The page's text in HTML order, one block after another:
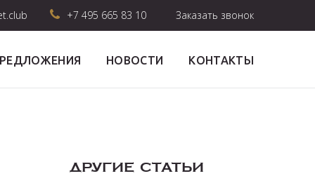
+7 495 665 83 10 Заказать звонок
НОВОСТИ КОНТАКТЫ
ДРУГИЕ СТАТЬИ